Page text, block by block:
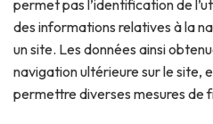
permet pas l’identification de
des informations relatives à la
un site. Les données ainsi
navigation ultérieure sur le site,
permettre diverses mesures de